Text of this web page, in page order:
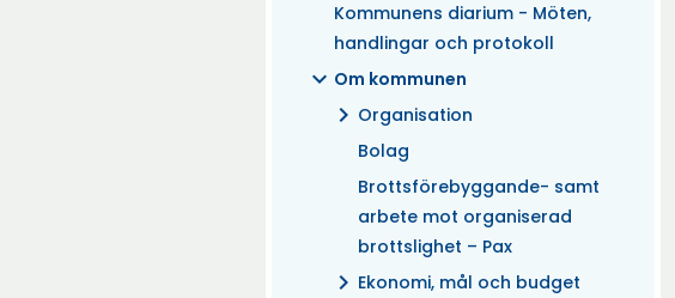
Kommunens diarium - Möten,
handlingar och protokoll
expand_more Om kommunen
chevron_right Organisation
Bolag
Brottsförebyggande- samt
arbete mot organiserad
brottslighet – Pax
chevron_right Ekonomi, mål och budget